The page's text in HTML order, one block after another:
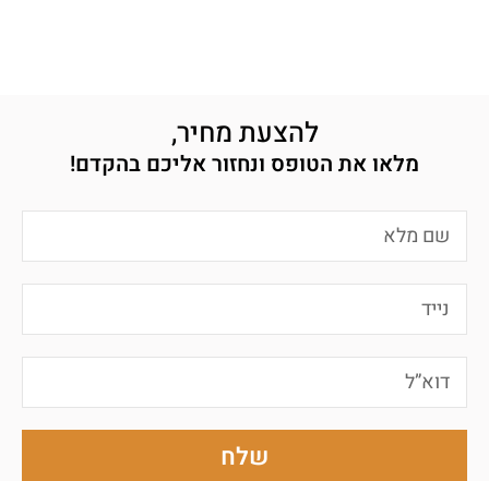
להצעת מחיר,
מלאו את הטופס ונחזור אליכם בהקדם!
שלח